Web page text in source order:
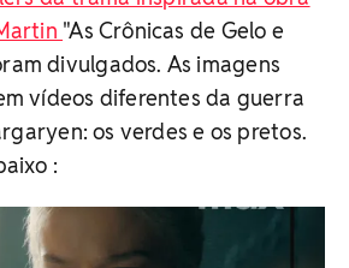
"As Crônicas de Gelo e
divulgados. As imagens
vídeos diferentes da guerra
os verdes e os pretos.
: